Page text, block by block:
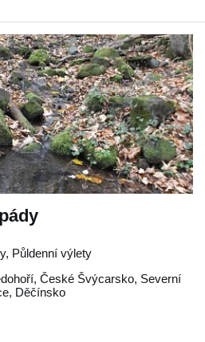
Půldenní výlety
, České Švýcarsko, Severní
, Děčínsko